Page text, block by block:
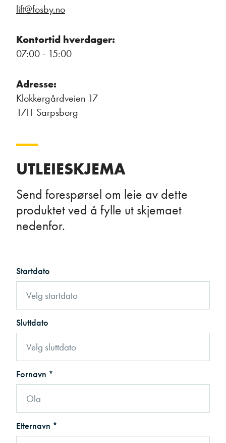
lift@fosby.no
Kontortid hverdager:
07:00 - 15:00
Adresse:
Klokkergårdveien 17
1711 Sarpsborg
UTLEIESKJEMA
Send forespørsel om leie av dette
produktet ved å fylle ut skjemaet
nedenfor.
Startdato
Sluttdato
Fornavn *
Etternavn *